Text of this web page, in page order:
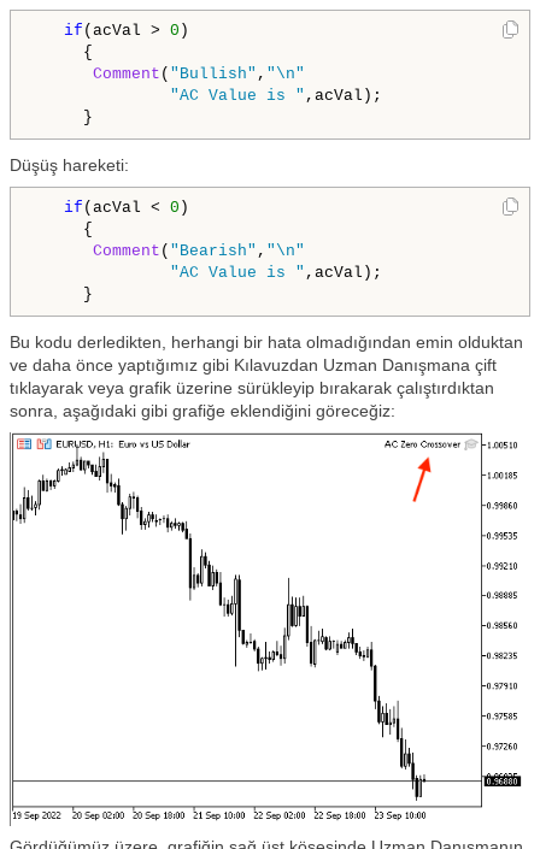
if (acVal > 0 )
{
Comment ( "Bullish" , "\n"
"AC Value is " ,acVal);
}
Düşüş hareketi:
if (acVal < 0 )
{
Comment ( "Bearish" , "\n"
"AC Value is " ,acVal);
}
Bu kodu derledikten, herhangi bir hata olmadığından emin olduktan
ve daha önce yaptığımız gibi Kılavuzdan Uzman Danışmana çift
tıklayarak veya grafik üzerine sürükleyip bırakarak çalıştırdıktan
sonra, aşağıdaki gibi grafiğe eklendiğini göreceğiz: